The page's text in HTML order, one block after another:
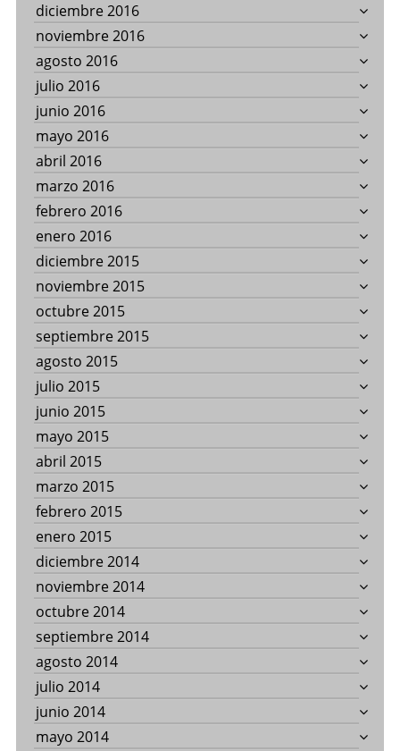
diciembre 2016
noviembre 2016
agosto 2016
julio 2016
junio 2016
mayo 2016
abril 2016
marzo 2016
febrero 2016
enero 2016
diciembre 2015
noviembre 2015
octubre 2015
septiembre 2015
agosto 2015
julio 2015
junio 2015
mayo 2015
abril 2015
marzo 2015
febrero 2015
enero 2015
diciembre 2014
noviembre 2014
octubre 2014
septiembre 2014
agosto 2014
julio 2014
junio 2014
mayo 2014